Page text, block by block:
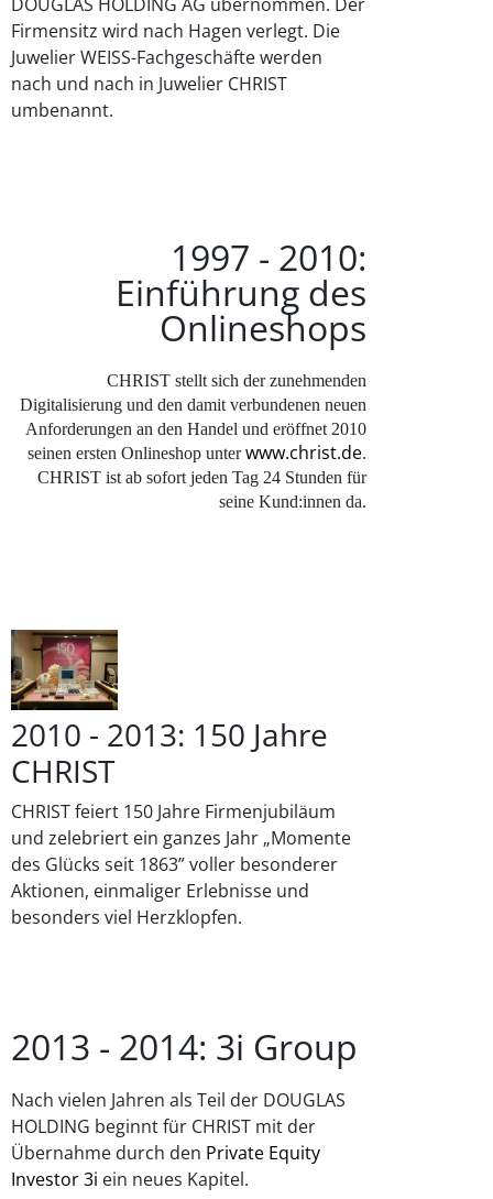
Firmensitz wird nach Hagen verlegt. Die
Juwelier WEISS-Fachgeschäfte werden
nach und nach in Juwelier CHRIST
umbenannt.
1997 - 2010:
Einführung des
Onlineshops
CHRIST stellt sich der zunehmenden
Digitalisierung und den damit verbundenen neuen
Anforderungen an den Handel und eröffnet 2010
seinen ersten Onlineshop unterwww.christ.de.
CHRIST ist ab sofort jeden Tag 24 Stunden für
seine Kund:innen da.
2010 - 2013: 150 Jahre
CHRIST
CHRIST feiert 150 Jahre Firmenjubiläum
und zelebriert ein ganzes Jahr „Momente
des Glücks seit 1863” voller besonderer
Aktionen, einmaliger Erlebnisse und
besonders viel Herzklopfen.
2013 - 2014: 3i Group
Nach vielen Jahren als Teil der DOUGLAS
HOLDING beginnt für CHRIST mit der
Übernahme durch den Private Equity
Investor 3i ein neues Kapitel.